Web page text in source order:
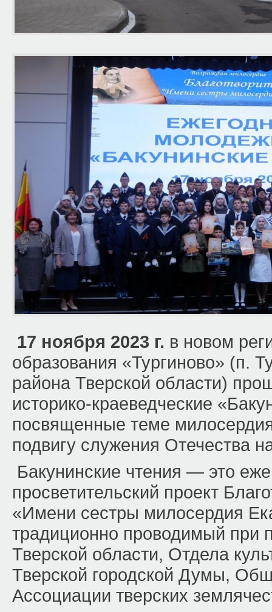
17 ноября 2023 г. в новом
образования «Тургиново» (п.
района Тверской области)
историко-краеведческие
посвященные теме
подвигу служения Отечества
Бакунинские чтения — это
просветительский проект
«Имени сестры милосердия
традиционно проводимый при
Тверской области, Отдела
Тверской городской Думы,
Ассоциации тверских